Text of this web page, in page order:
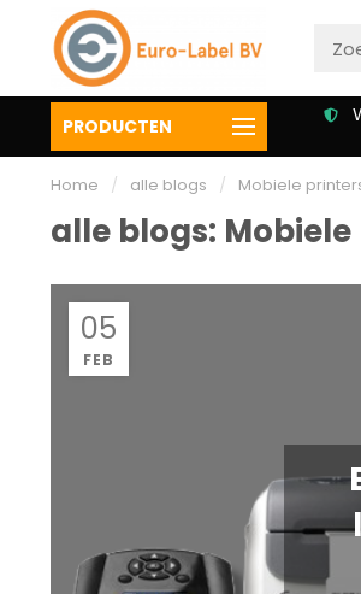
PRODUCTEN
Gratis verzending vanaf €
50,00
Home / alle blogs / Mobiele
alle blogs:
05
FEB